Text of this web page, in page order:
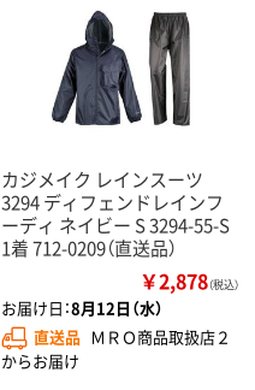
カジメイク レインスーツ
3294 ディフェンドレインフ
ーディ ネイビー S 3294-55-S
1着 712-0209（直送品）
￥2,878（税込）
お届け日：8月12日（水）
直送品 ＭＲＯ商品取扱店２
からお届け